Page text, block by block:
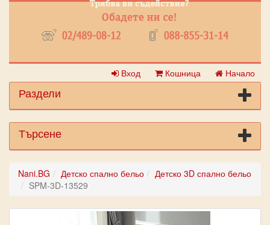
Вход Кошница Начало
Раздели
Търсене
Nani.BG Детско спално бельо
Детско 3D спално бельо
SPM-3D-13529